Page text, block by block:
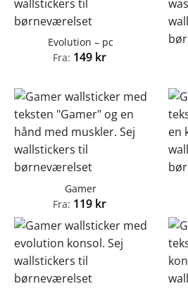
Evolution – pc
Fra: 149 kr
Gamer
Fra: 119 kr